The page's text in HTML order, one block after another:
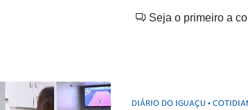
Seja o primeiro a
DIÁRIO DO IGUAÇU•